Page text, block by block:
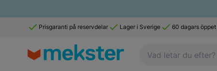
Prisgaranti på reservdelar Lager i Sverige 60 dagars